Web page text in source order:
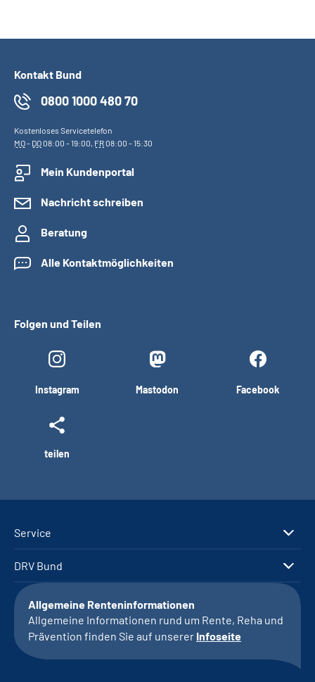
Kontakt Bund
0800 1000 480 70
Kostenloses Servicetelefon
MO- DO08:00 - 19:00, FR08:00 - 15:30
Mein Kundenportal
Nachricht schreiben
Beratung
Alle Kontaktmöglichkeiten
Folgen und Teilen
Instagram Mastodon Facebook
teilen
Service
DRV Bund
Allgemeine Renteninformationen
Allgemeine Informationen rund um Rente, Reha und
Prävention finden Sie auf unserer Infoseite